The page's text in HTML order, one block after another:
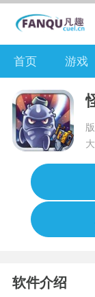
首页 游戏
软件介绍